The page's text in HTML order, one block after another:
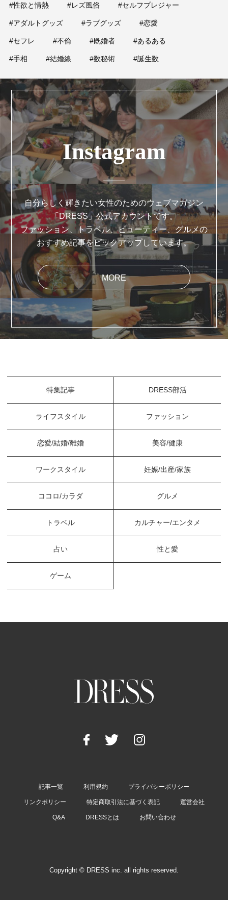
#性欲と情熱 #レズ風俗 #セルフプレジャー
#アダルトグッズ #ラブグッズ #恋愛
#セフレ #不倫 #既婚者 #あるある
#手相 #結婚線 #数秘術 #誕生数
Instagram
自分らしく輝きたい女性のためのウェブマガジン
「DRESS」公式アカウントです。
ファッション、トラベル、ビューティー、グルメの
おすすめ記事をピックアップしています。
MORE
特集記事 DRESS部活
ライフスタイル ファッション
恋愛/結婚/離婚 美容/健康
ワークスタイル 妊娠/出産/家族
ココロ/カラダ グルメ
トラベル カルチャー/エンタメ
占い 性と愛
ゲーム
記事一覧 利用規約 プライバシーポリシー
リンクポリシー 特定商取引法に基づく表記 運営会社
Q&A DRESSとは お問い合わせ
Copyright © DRESS inc. all rights reserved.